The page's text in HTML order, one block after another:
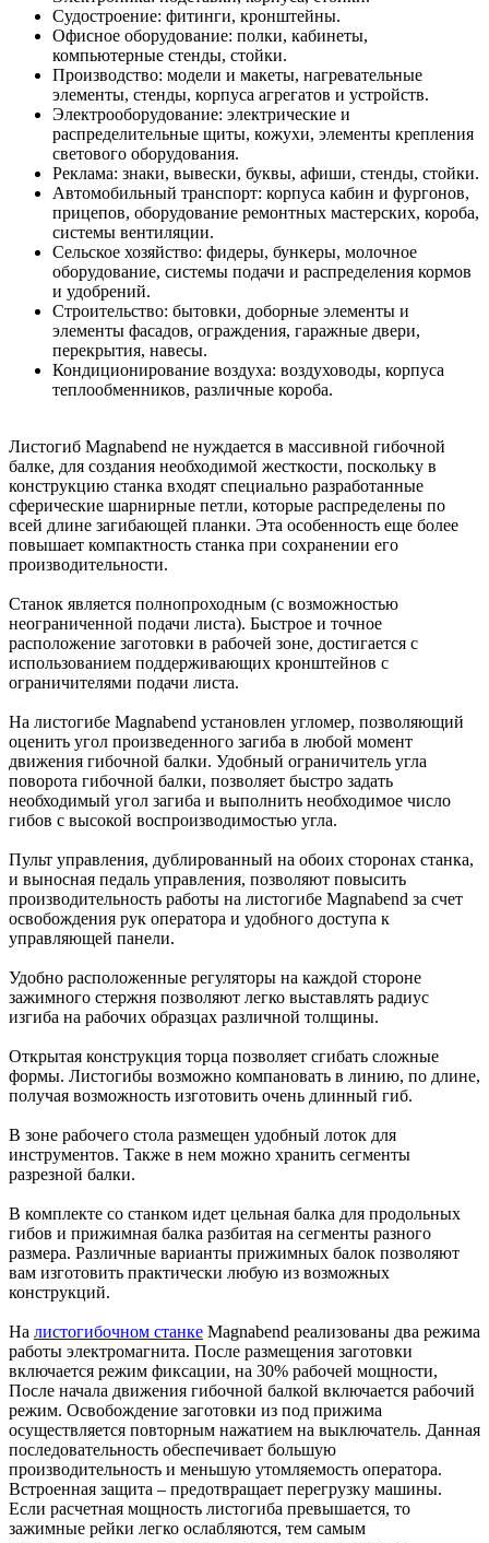
Судостроение: фитинги, кронштейны.
Офисное оборудование: полки, кабинеты,
компьютерные стенды, стойки.
Производство: модели и макеты, нагревательные
элементы, стенды, корпуса агрегатов и устройств.
Электрооборудование: электрические и
распределительные щиты, кожухи, элементы крепления
светового оборудования.
Реклама: знаки, вывески, буквы, афиши, стенды, стойки.
Автомобильный транспорт: корпуса кабин и фургонов,
прицепов, оборудование ремонтных мастерских, короба,
системы вентиляции.
Сельское хозяйство: фидеры, бункеры, молочное
оборудование, системы подачи и распределения кормов
и удобрений.
Строительство: бытовки, доборные элементы и
элементы фасадов, ограждения, гаражные двери,
перекрытия, навесы.
Кондиционирование воздуха: воздуховоды, корпуса
теплообменников, различные короба.
Листогиб Magnabend не нуждается в массивной гибочной
балке, для создания необходимой жесткости, поскольку в
конструкцию станка входят специально разработанные
сферические шарнирные петли, которые распределены по
всей длине загибающей планки. Эта особенность еще более
повышает компактность станка при сохранении его
производительности.
Станок является полнопроходным (с возможностью
неограниченной подачи листа). Быстрое и точное
расположение заготовки в рабочей зоне, достигается с
использованием поддерживающих кронштейнов с
ограничителями подачи листа.
На листогибе Magnabend установлен угломер, позволяющий
оценить угол произведенного загиба в любой момент
движения гибочной балки. Удобный ограничитель угла
поворота гибочной балки, позволяет быстро задать
необходимый угол загиба и выполнить необходимое число
гибов с высокой воспроизводимостью угла.
Пульт управления, дублированный на обоих сторонах станка,
и выносная педаль управления, позволяют повысить
производительность работы на листогибе Magnabend за счет
освобождения рук оператора и удобного доступа к
управляющей панели.
Удобно расположенные регуляторы на каждой стороне
зажимного стержня позволяют легко выставлять радиус
изгиба на рабочих образцах различной толщины.
Открытая конструкция торца позволяет сгибать сложные
формы. Листогибы возможно компановать в линию, по длине,
получая возможность изготовить очень длинный гиб.
В зоне рабочего стола размещен удобный лоток для
инструментов. Также в нем можно хранить сегменты
разрезной балки.
В комплекте со станком идет цельная балка для продольных
гибов и прижимная балка разбитая на сегменты разного
размера. Различные варианты прижимных балок позволяют
вам изготовить практически любую из возможных
конструкций.
На листогибочном станке Magnabend реализованы два режима
работы электромагнита. После размещения заготовки
включается режим фиксации, на 30% рабочей мощности,
После начала движения гибочной балкой включается рабочий
режим. Освобождение заготовки из под прижима
осуществляется повторным нажатием на выключатель. Данная
последовательность обеспечивает большую
производительность и меньшую утомляемость оператора.
Встроенная защита – предотвращает перегрузку машины.
Если расчетная мощность листогиба превышается, то
зажимные рейки легко ослабляются, тем самым